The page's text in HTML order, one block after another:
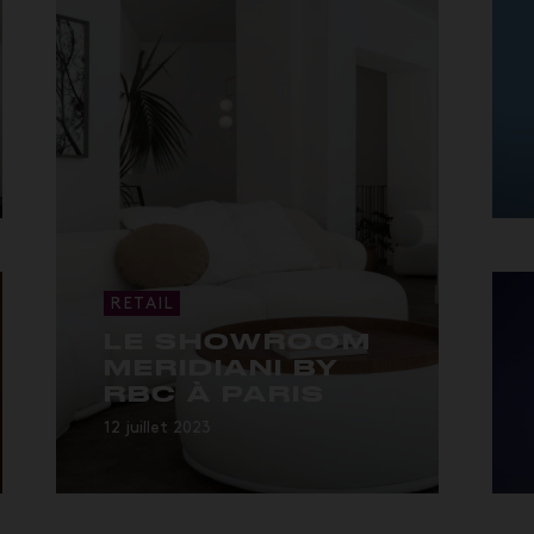
RETAIL
LE SHOWROOM
MERIDIANI BY
RBC À PARIS
12 juillet 2023